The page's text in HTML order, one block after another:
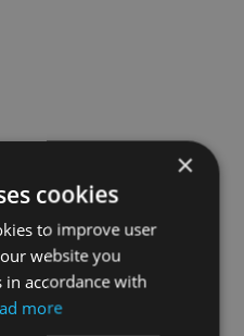
×
cookies
to improve user
website you
in accordance with
more